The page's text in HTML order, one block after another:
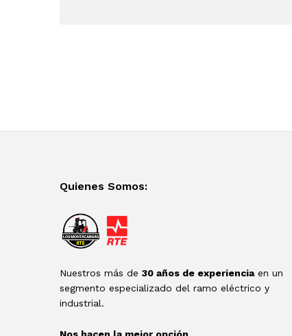
Quienes Somos:
Nuestros más de 30 años de experienciaen un
segmento especializado del ramo eléctrico y
industrial.